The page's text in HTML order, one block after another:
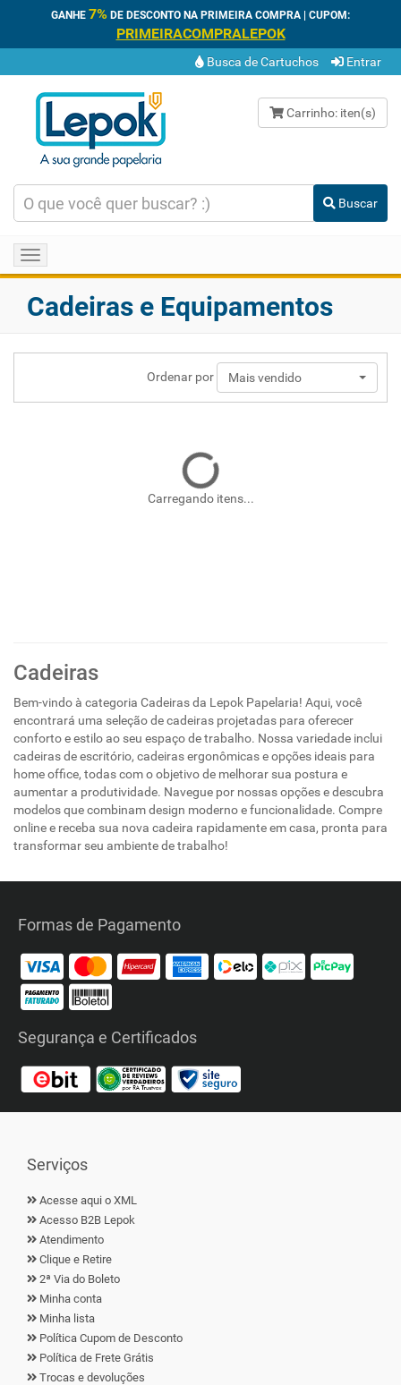
GANHE 7% DE DESCONTO NA PRIMEIRA COMPRA | CUPOM:
PRIMEIRACOMPRALEPOK
Busca de Cartuchos Entrar
Carrinho: iten(s)
Buscar
Toggle
navigation
Cadeiras e Equipamentos
Ordenar por Mais vendido
Carregando itens...
Cadeiras
Bem-vindo à categoria Cadeiras da Lepok Papelaria! Aqui, você
encontrará uma seleção de cadeiras projetadas para oferecer
conforto e estilo ao seu espaço de trabalho. Nossa variedade inclui
cadeiras de escritório, cadeiras ergonômicas e opções ideais para
home office, todas com o objetivo de melhorar sua postura e
aumentar a produtividade. Navegue por nossas opções e descubra
modelos que combinam design moderno e funcionalidade. Compre
online e receba sua nova cadeira rapidamente em casa, pronta para
transformar seu ambiente de trabalho!
Formas de Pagamento
Segurança e Certificados
Serviços
Acesse aqui o XML
Acesso B2B Lepok
Atendimento
Clique e Retire
2ª Via do Boleto
Minha conta
Minha lista
Política Cupom de Desconto
Política de Frete Grátis
Trocas e devoluções